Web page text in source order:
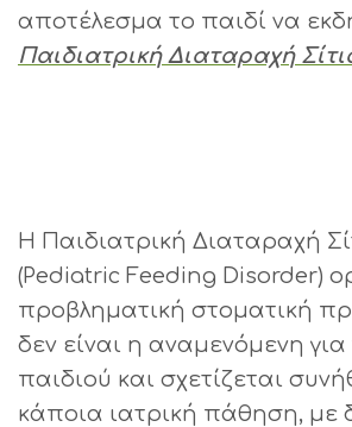
αποτέλεσμα το παιδί να
Παιδιατρική Διαταραχή
Η Παιδιατρική Διαταραχή
(Pediatric Feeding Disorder)
προβληματική στοματική
δεν είναι η αναμενόμενη για
παιδιού και σχετίζεται
κάποια ιατρική πάθηση, με